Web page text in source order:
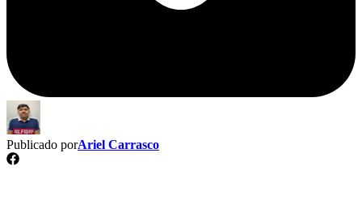
Publicado porAriel Carrasco